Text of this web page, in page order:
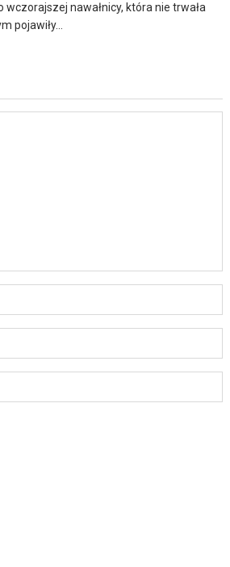
wczorajszej nawałnicy, która nie trwała
pojawiły...